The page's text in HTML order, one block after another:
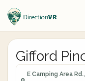
Gifford
E Camping Area